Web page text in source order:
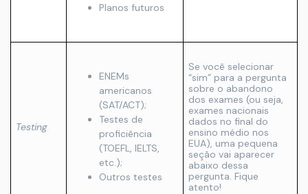
Planos futuros
Testing
ENEMs
americanos
(SAT/ACT);
Testes de
proficiência
(TOEFL, IELTS,
etc.);
Outros testes
Se você selecionar
“sim” para a pergunta
sobre o abandono
dos exames (ou seja,
exames nacionais
dados no final do
ensino médio nos
EUA), uma pequena
seção vai aparecer
abaixo dessa
pergunta. Fique
atento!